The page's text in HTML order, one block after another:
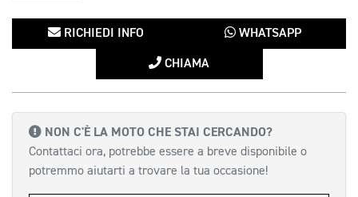
RICHIEDI INFO WHATSAPP
CHIAMA
NON C'È LA MOTO CHE STAI CERCANDO?
Contattaci ora, potrebbe essere a breve disponibile o
potremmo aiutarti a trovare la tua occasione!